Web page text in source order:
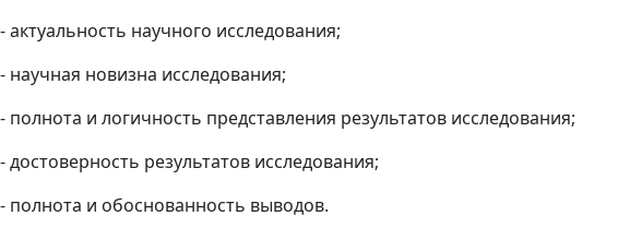
- актуальность научного исследования;
- научная новизна исследования;
- полнота и логичность представления результатов исследования;
- достоверность результатов исследования;
- полнота и обоснованность выводов.